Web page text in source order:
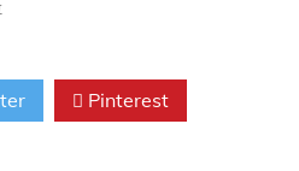
Pinterest